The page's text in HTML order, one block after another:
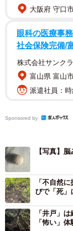
球状で脳みそか
のか人工のもの
大阪府 守口
眼科の医療事
社会保険完備/
株式会社サンク
富山県 富山
派遣社員：
Sponsored by
【写真】
「不自然
びで「死」
「井戸」
「怖い」